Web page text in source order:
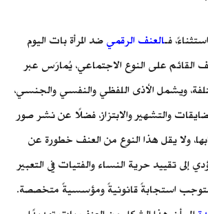
فـالعنف الرقمي ضد المرأة بات اليوم
القائم على النوع الاجتماعي، يُمارَس عبر
ويشمل الأذى اللفظي والنفسي والجنسي،
والتشهير والابتزاز، فضلًا عن نشر صور
ولا يقل هذا النوع من العنف خطورة عن
إلى تقييد حرية النساء والفتيات في التعبير
استجابةً قانونيةً ومؤسسيةً متخصصة.